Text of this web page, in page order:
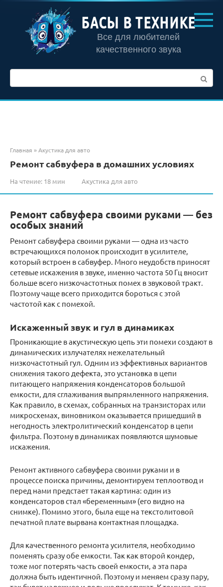
контенту
БАСЫ В ТЕХНИКЕ
Все для любителей
качественного звука
Главная »Акустика для авто
Ремонт сабвуфера в домашних условиях
На чтение: 18 мин Акустика для авто
Ремонт сабвуфера своими руками — без
особых знаний
Ремонт сабвуфера своими руками — одна из часто
встречающихся поломок происходит в усилителе,
который встроен в сабвуфер. Много неудобств приносят
сетевые искажения в звуке, именно частота 50 Гц вносит
больше всего низкочастотных помех в звуковой тракт.
Поэтому чаще всего приходится бороться с этой
частотой как с помехой.
Искаженный звук и гул в динамиках
Проникающие в акустическую цепь эти помехи создают в
динамических излучателях нежелательный
низкочастотный гул. Одним из эффективных вариантов
снижения такого дефекта, это установка в цепи
питающего напряжения конденсаторов большой
емкости, для сглаживания выпрямленного напряжения.
Как правило, в схемах, собранных на транзисторах или
микросхемах, виновником оказывается пришедший в
негодность электролитический конденсатор в цепи
фильтра. Поэтому в динамиках появляются шумовые
искажения.
Ремонт активного сабвуфера своими руками и в
процессе поиска причины, демонтируем теплоотвод и
перед нами предстает такая картина: один из
конденсаторов стал «беременным» (его видно на
снимке). Помимо этого, была еще на текстолитовой
печатной плате вырвана контактная площадка.
Для качественного ремонта усилителя, необходимо
поменять сразу обе емкости. Так как второй кондер,
тоже мог потерять часть своей емкости, а эта пара
должна быть идентичной. Поэтому и меняем сразу пару,